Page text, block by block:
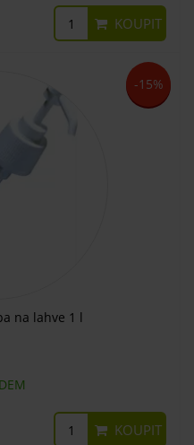
KOUPIT
-15%
na lahve 1 l
KOUPIT